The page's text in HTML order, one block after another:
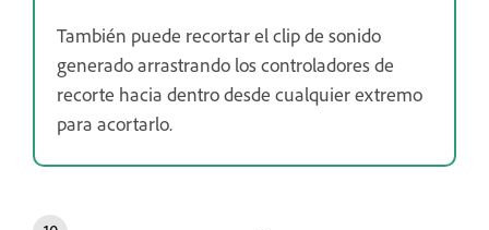
También puede recortar el clip de sonido
generado arrastrando los controladores de
recorte hacia dentro desde cualquier extremo
para acortarlo.